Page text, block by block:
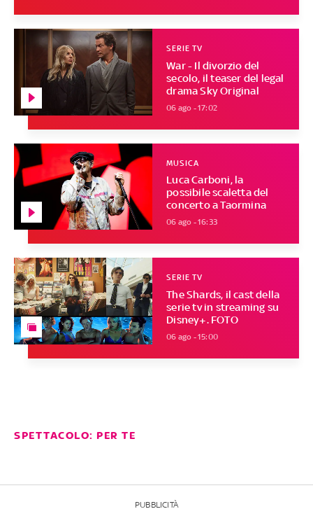
War - Il divorzio del
secolo, il teaser del legal
drama Sky Original
SERIE TV
06 ago - 17:02
Luca Carboni, la
possibile scaletta del
concerto a Taormina
MUSICA
06 ago - 16:33
The Shards, il cast della
serie tv in streaming su
Disney+. FOTO
SERIE TV
06 ago - 15:00
SPETTACOLO: PER TE
PUBBLICITÀ